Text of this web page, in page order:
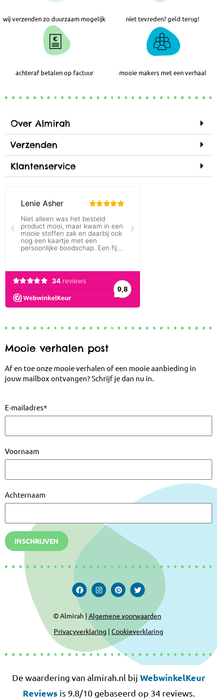
wij verzenden zo duurzaam mogelijk niet tevreden? geld terug!
achteraf betalen op factuur mooie makers met een verhaal
Over Almirah
Verzenden
Klantenservice
Mooie verhalen post
Af en toe onze mooie verhalen of een mooie aanbieding in
jouw mailbox ontvangen? Schrijf je dan nu in.
E-mailadres*
Voornaam
Achternaam
INSCHRIJVEN
© Almirah | Algemene voorwaarden
Privacyverklaring | Cookieverklaring
De waardering van almirah.nl bij WebwinkelKeur
Reviews is 9.8/10 gebaseerd op 34 reviews.